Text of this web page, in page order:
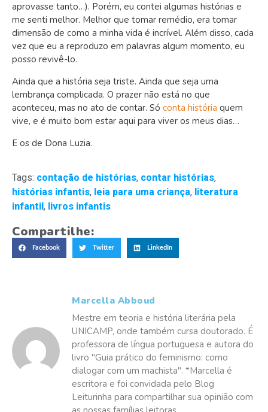
aprovasse tanto…). Porém, eu contei algumas histórias e
me senti melhor. Melhor que tomar remédio, era tomar
dimensão de como a minha vida é incrível. Além disso, cada
vez que eu a reproduzo em palavras algum momento, eu
posso revivê-lo.
Ainda que a história seja triste. Ainda que seja uma
lembrança complicada. O prazer não está no que
aconteceu, mas no ato de contar. Só conta história quem
vive, e é muito bom estar aqui para viver os meus dias…
E os de Dona Luzia.
Tags: contação de histórias, contar histórias,
histórias infantis, leia para uma criança, literatura
infantil, livros infantis
Compartilhe:
Facebook Twitter LinkedIn
Marcella Abboud
Mestre em teoria e história literária pela
UNICAMP, onde também cursa doutorado. É
professora de língua portuguesa e autora do
livro "Guia prático do feminismo: como
dialogar com um machista". *Marcella é
escritora e foi convidada pelo Blog
Leiturinha para compartilhar sua opinião com